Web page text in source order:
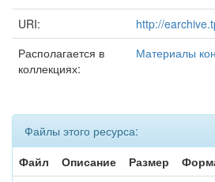
URI:
http://
Располагается в
коллекциях:
Материалы
Файлы этого ресурса:
Файл
Описание Размер